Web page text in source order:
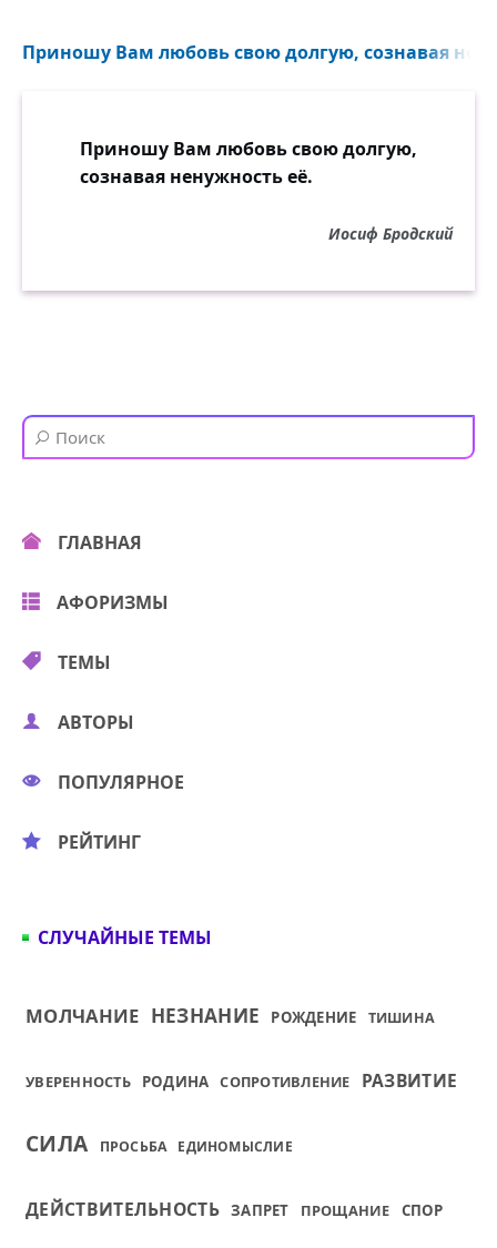
Приношу Вам любовь свою долгую, сознавая
Приношу Вам любовь свою долгую,
сознавая ненужность её.
Иосиф Бродский
ГЛАВНАЯ
АФОРИЗМЫ
ТЕМЫ
АВТОРЫ
ПОПУЛЯРНОЕ
РЕЙТИНГ
СЛУЧАЙНЫЕ ТЕМЫ
МОЛЧАНИЕ НЕЗНАНИЕ РОЖДЕНИЕ ТИШИНА
УВЕРЕННОСТЬ РОДИНА СОПРОТИВЛЕНИЕ РАЗВИТИЕ
СИЛА ПРОСЬБА ЕДИНОМЫСЛИЕ
ДЕЙСТВИТЕЛЬНОСТЬ ЗАПРЕТ ПРОЩАНИЕ СПОР